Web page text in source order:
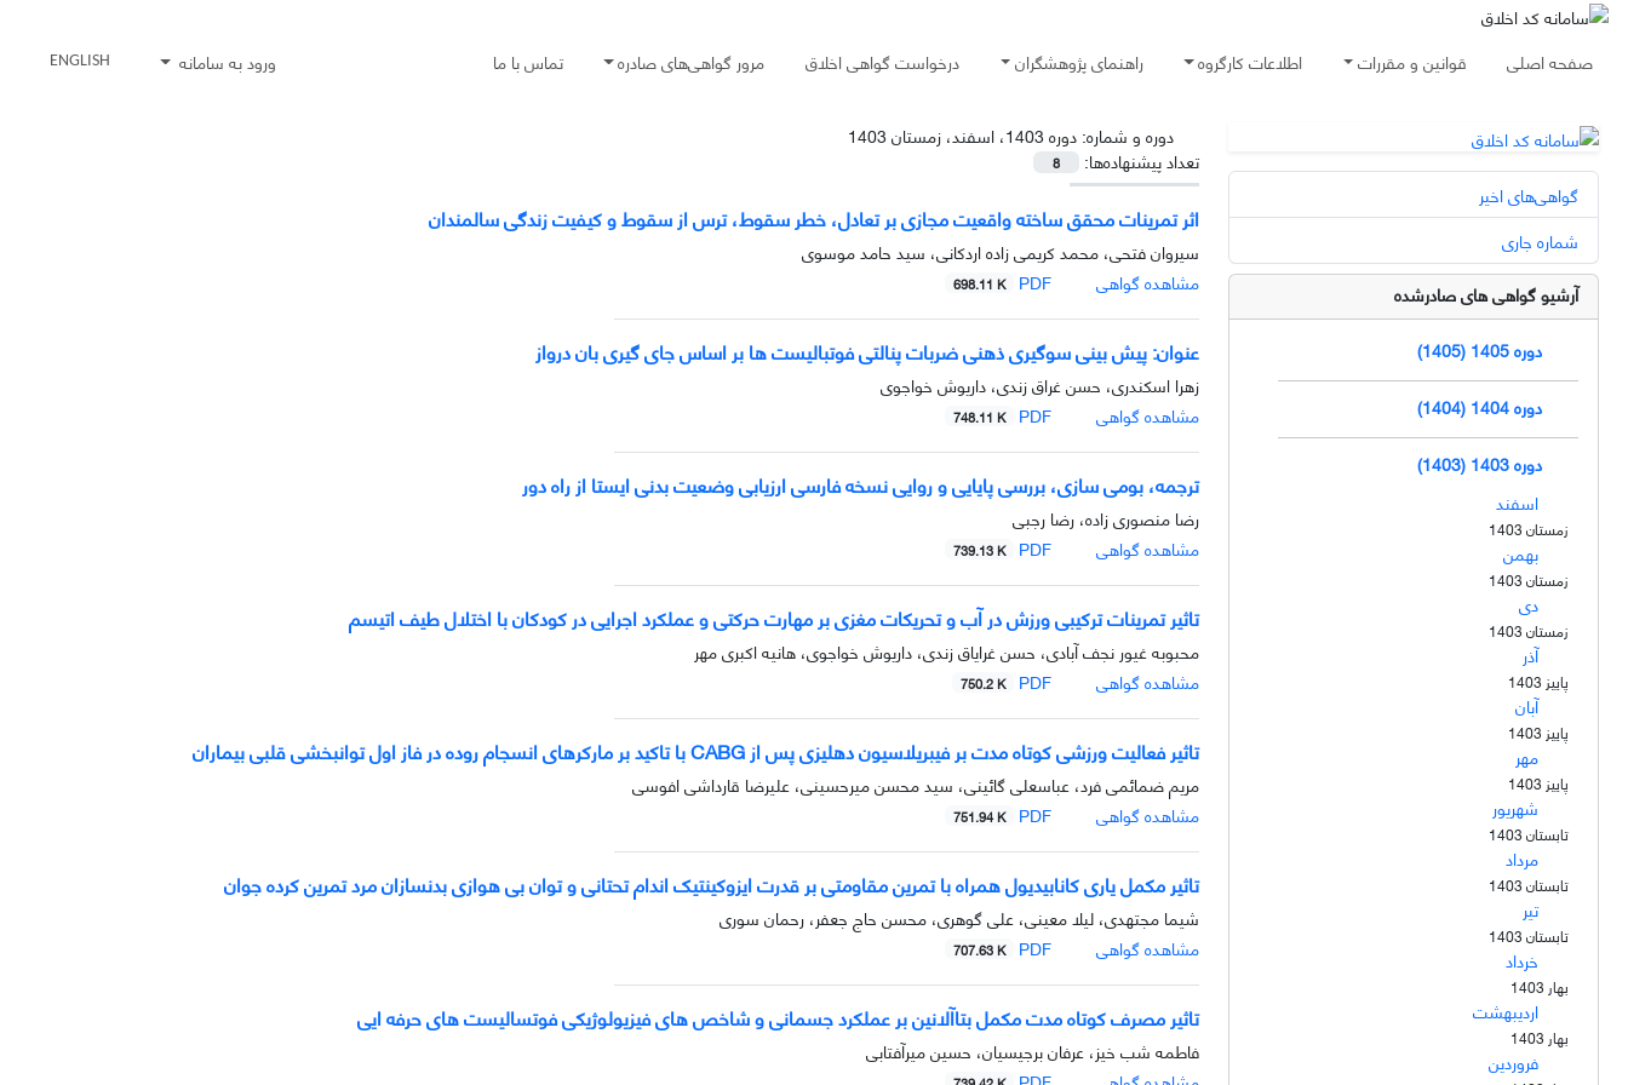
صفحه اصلی قوانین و مقررات اطلاعات کارگروه راهنمای پژوهشگران درخواست گواهی اخلاق مرور گواهی‌های صادره تماس با ما ورود به سامانه ENGLISH
دوره و شماره:دوره 1403، اسفند، زمستان 1403
تعداد پیشنهاده‌ها:
8
اثر تمرینات محقق ساخته واقعیت مجازی بر تعادل، خطر سقوط، ترس از سقوط و کیفیت زندگی سالمندان
سیروان فتحی، محمد کریمی زاده اردکانی، سید حامد موسوی
مشاهده گواهی
PDF
698.11 K
عنوان: پیش بینی سوگیری ذهنی ضربات پنالتی فوتبالیست ها بر اساس جای گیری بان درواز
زهرا اسکندری، حسن غراق زندی، داریوش خواجوی
مشاهده گواهی
PDF
748.11 K
ترجمه، بومی سازی، بررسی پایایی و روایی نسخه فارسی ارزیابی وضعیت بدنی ایستا از راه دور
رضا منصوری زاده، رضا رجبی
مشاهده گواهی
PDF
739.13 K
تاثیر تمرینات ترکیبی ورزش در آب و تحریکات مغزی بر مهارت حرکتی و عملکرد اجرایی در کودکان با اختلال طیف اتیسم
محبوبه غیور نجف آبادی، حسن غرایاق زندی، داریوش خواجوی، هانیه اکبری مهر
مشاهده گواهی
PDF
750.2 K
تاثیر فعالیت ورزشی کوتاه مدت بر فیبریلاسیون دهلیزی پس از CABG با تاکید بر مارکرهای انسجام روده در فاز اول توانبخشی قلبی بیماران
مریم ضمائمی فرد، عباسعلی گائینی، سید محسن میرحسینی، علیرضا قارداشی افوسی
مشاهده گواهی
PDF
751.94 K
تاثیر مکمل یاری کانابیدیول همراه با تمرین مقاومتی بر قدرت ایزوکینتیک اندام تحتانی و توان بی هوازی بدنسازان مرد تمرین کرده جوان
شیما مجتهدی، لیلا معینی، علی گوهری، محسن حاج جعفر، رحمان سوری
مشاهده گواهی
PDF
707.63 K
تاثیر مصرف کوتاه مدت مکمل بتاآلانین بر عملکرد جسمانی و شاخص های فیزیولوژیکی فوتسالیست های حرفه ایی
فاطمه شب خیز، عرفان برجیسیان، حسین میرآفتابی
گواهی‌های اخیر
شماره جاری
آرشیو گواهی های صادرشده
دوره 1405 (1405)
دوره 1404 (1404)
دوره 1403 (1403)
اسفند
زمستان 1403
بهمن
زمستان 1403
دی
زمستان 1403
آذر
پاییز 1403
آبان
پاییز 1403
مهر
پاییز 1403
شهریور
تابستان 1403
مرداد
تابستان 1403
تیر
تابستان 1403
خرداد
بهار 1403
اردیبهشت
بهار 1403
فروردین